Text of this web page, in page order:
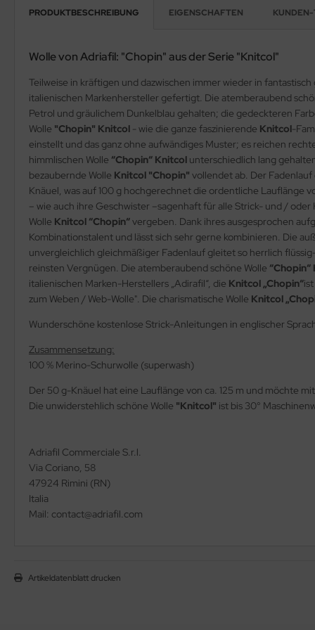
PRODUKTBESCHREIBUNG EIGENSCHAFTEN
Wolle von Adriafil: "Chopin" aus der Serie "Knitcol"
Teilweise in kräftigen und dazwischen immer wieder in
italienischen Markenhersteller gefertigt. Die atemberaubend
Petrol und gräulichem Dunkelblau gehalten; die gedeckteren
Wolle "Chopin" Knitcol - wie die ganze faszinierende Knitcol-
einstellt und das ganz ohne aufwändiges Muster; es reichen
himmlischen Wolle “Chopin“ Knitcol unterschiedlich lang
bezaubernde Wolle Knitcol "Chopin" vollendet ab. Der Fadenlauf
Knäuel, was auf 100 g hochgerechnet die ordentliche Lauflänge
– wie auch ihre Geschwister –sagenhaft für alle Strick- und /
Wolle Knitcol “Chopin“vergeben. Dank ihres ausgesprochen
Kombinationstalent und lässt sich sehr gerne kombinieren. Die
unvergleichlich gleichmäßiger Fadenlauf gleitet so herrlich
reinsten Vergnügen. Die atemberaubend schöne Wolle
italienischen Marken-Herstellers „Adirafil“, die Knitcol „Chopin“
zum Weben / Web-Wolle". Die charismatische Wolle Knitcol
Wunderschöne kostenlose Strick-Anleitungen in englischer
Zusammensetzung:
100 % Merino-Schurwolle (superwash)
Der 50 g-Knäuel hat eine Lauflänge von ca. 125 m und möchte
Die unwiderstehlich schöne Wolle "Knitcol" ist bis 30°
Adriafil Commerciale S.r.l.
Via Coriano, 58
47924 Rimini (RN)
Italia
Mail: contact@adriafil.com
Artikeldatenblatt drucken